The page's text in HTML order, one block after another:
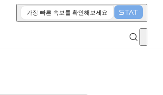
가장 빠른 속보를 확인해보세요